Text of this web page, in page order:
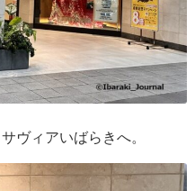
ヴィアいばらきへ。